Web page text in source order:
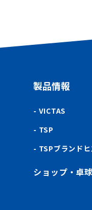
製品情報
VICTAS
TSP
TSPブランド
ショップ・卓